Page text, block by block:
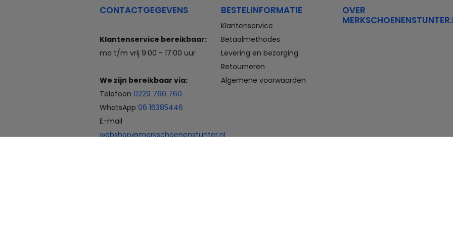
CONTACTGEGEVENS
Klantenservice bereikbaar:
ma t/m vrij 9:00 - 17:00 uur
We zijn bereikbaar via:
Telefoon 0229 760 760
WhatsApp 06 16385446
E-mail
webshop@merkschoenenstunter.nl
BESTELINFORMATIE
Klantenservice
Betaalmethodes
Levering en bezorging
Retourneren
Algemene voorwaarden
OVER